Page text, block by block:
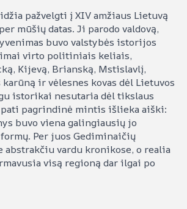
pažvelgti į XIV amžiaus Lietuvą
mūšių datas. Ji parodo valdovą,
buvo valstybės istorijos
virto politiniais keliais,
Kijevą, Brianską, Mstislavlį,
ir vėlesnes kovas dėl Lietuvos
istorikai nesutaria dėl tikslaus
pagrindinė mintis išlieka aiški:
buvo viena galingiausių jo
Per juos Gediminaičių
abstrakčiu vardu kronikose, o realia
visą regioną dar ilgai po